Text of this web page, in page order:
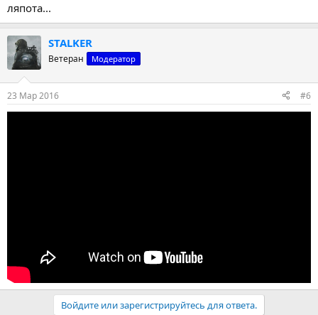
ляпота...
STALKER
Ветеран Модератор
23 Мар 2016 #6
Войдите или зарегистрируйтесь для ответа.